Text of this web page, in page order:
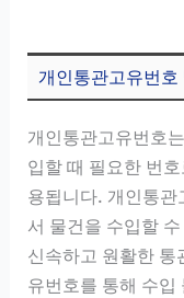
개인통관고유번
개인통관고유번호
입할 때 필요한 번
용됩니다. 개인통관
서 물건을 수입할
신속하고 원활한 통
유번호를 통해 수입